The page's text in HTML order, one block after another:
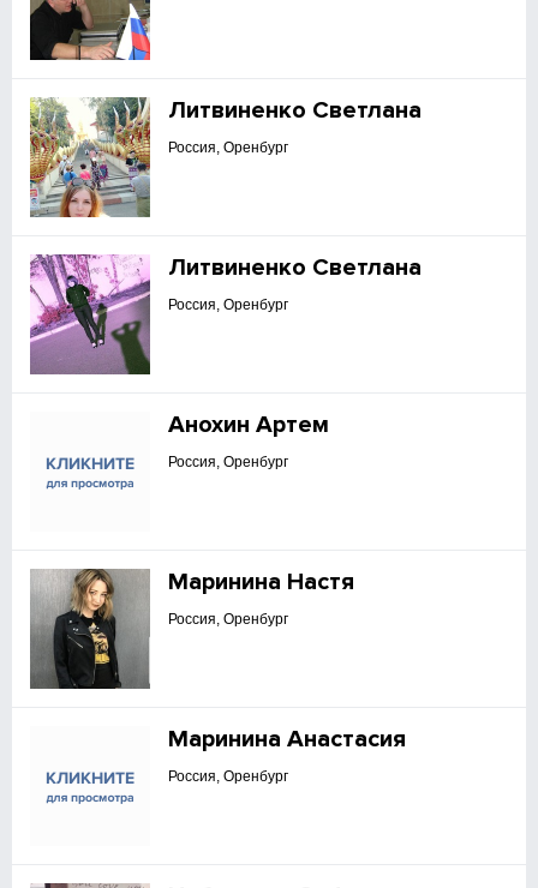
Литвиненко Светлана
Россия, Оренбург
Литвиненко Светлана
Россия, Оренбург
Анохин Артем
Россия, Оренбург
Маринина Настя
Россия, Оренбург
Маринина Анастасия
Россия, Оренбург